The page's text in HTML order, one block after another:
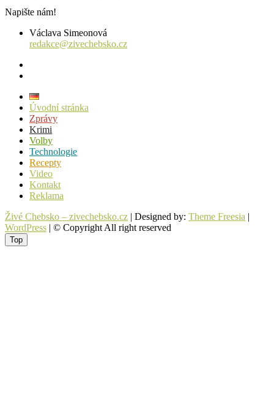
Napište nám!
Václava Simeonová
redakce@zivechebsko.cz
Úvodní stránka
Zprávy
Krimi
Volby
Technologie
Recepty
Video
Kontakt
Reklama
Živé Chebsko – zivechebsko.cz | Designed by: Theme Freesia |
WordPress | © Copyright All right reserved
Top